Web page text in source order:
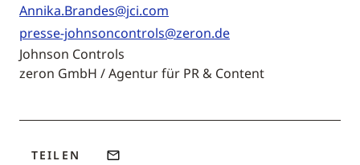
Annika.Brandes@jci.com
presse-johnsoncontrols@zeron.de
Johnson Controls
zeron GmbH / Agentur für PR & Content
TEILEN